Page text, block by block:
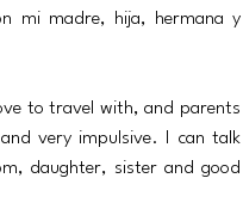
mi madre, hija, hermana y
to travel with, and parents
very impulsive. I can talk
daughter, sister and good